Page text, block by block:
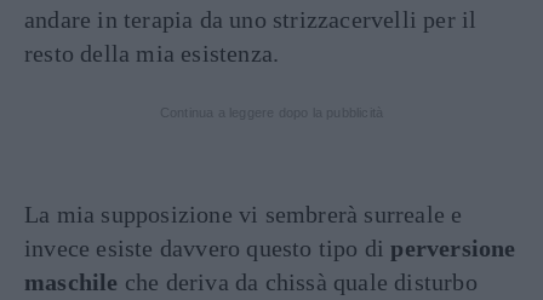
andare in terapia da uno strizzacervelli per il
resto della mia esistenza.
La mia supposizione vi sembrerà surreale e
invece esiste davvero questo tipo diperversione
maschile che deriva da chissà quale disturbo